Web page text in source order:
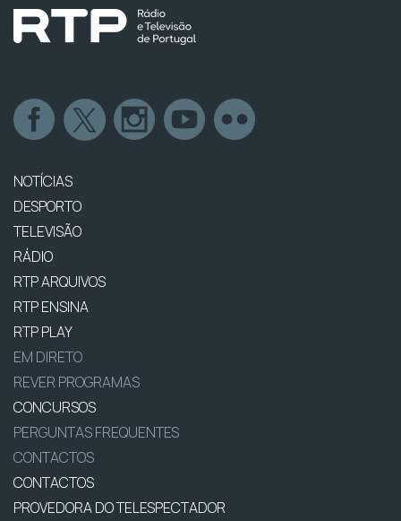
NOTÍCIAS
DESPORTO
TELEVISÃO
RÁDIO
RTP ARQUIVOS
RTP ENSINA
RTP PLAY
EM DIRETO
REVER PROGRAMAS
CONCURSOS
PERGUNTAS FREQUENTES
CONTACTOS
CONTACTOS
PROVEDORA DO TELESPECTADOR